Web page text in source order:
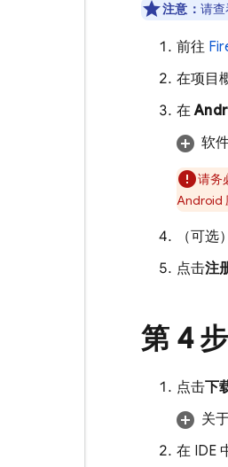
注意： 请查
前往
在项目
在
软
请务
Android
（可选
点击注
第 4 步
点击下
关
在 IDE